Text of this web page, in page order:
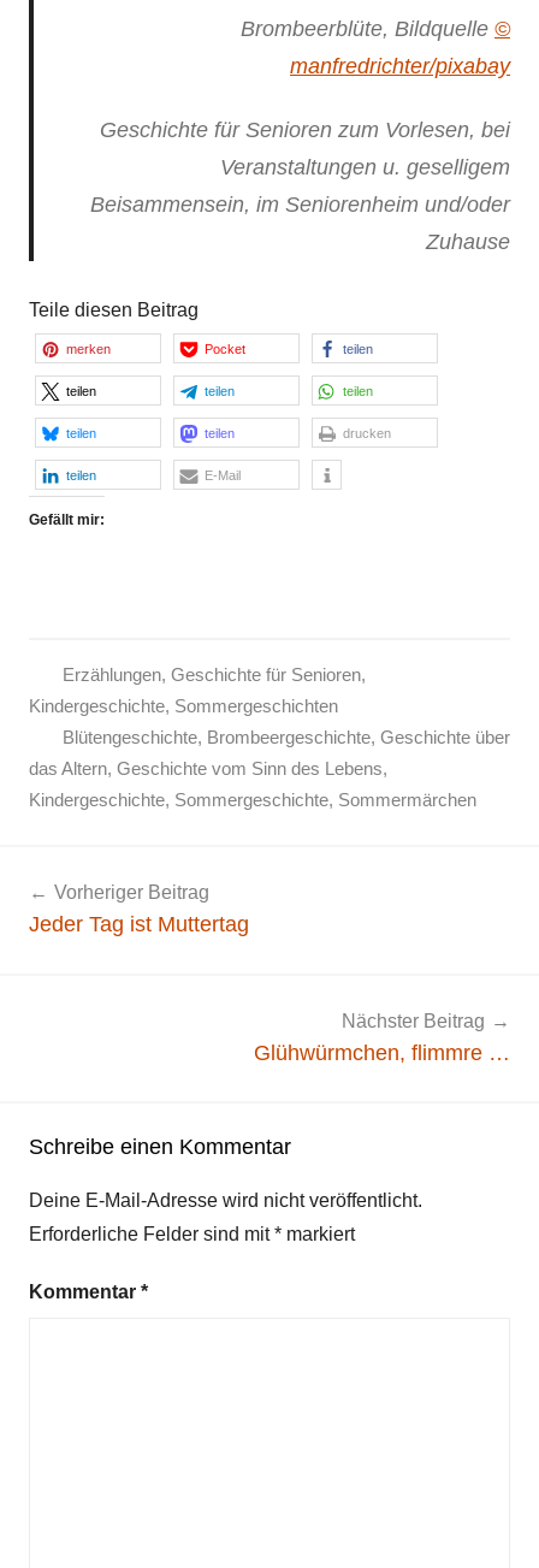
Brombeerblüte, Bildquelle ©
manfredrichter/pixabay
Geschichte für Senioren zum Vorlesen, bei
Veranstaltungen u. geselligem
Beisammensein, im Seniorenheim und/oder
Zuhause
Teile diesen Beitrag
merken Pocket teilen
teilen teilen teilen
teilen teilen drucken
teilen E-Mail
Gefällt mir:
Erzählungen, Geschichte für Senioren,
Kindergeschichte, Sommergeschichten
Blütengeschichte, Brombeergeschichte, Geschichte über
das Altern, Geschichte vom Sinn des Lebens,
Kindergeschichte, Sommergeschichte, Sommermärchen
Vorheriger Beitrag
Jeder Tag ist Muttertag
Nächster Beitrag
Glühwürmchen, flimmre …
Schreibe einen Kommentar
Deine E-Mail-Adresse wird nicht veröffentlicht.
Erforderliche Felder sind mit* markiert
Kommentar *